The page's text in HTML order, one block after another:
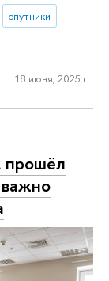
спутники
18 июня, 2025 г.
прошёл